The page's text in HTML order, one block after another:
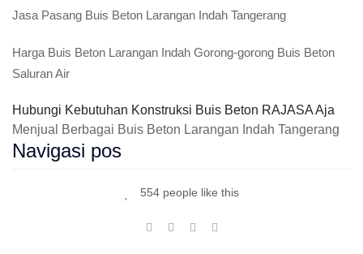
Jasa Pasang Buis Beton Larangan Indah Tangerang
Harga Buis Beton Larangan Indah Gorong-gorong Buis Beton
Saluran Air
Hubungi Kebutuhan Konstruksi Buis Beton RAJASA Aja
Menjual Berbagai Buis Beton Larangan Indah Tangerang
Navigasi pos
554 people like this